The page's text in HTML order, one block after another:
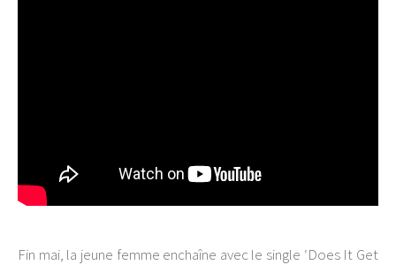
Fin mai, la jeune femme enchaîne avec le single ‘Does It Get